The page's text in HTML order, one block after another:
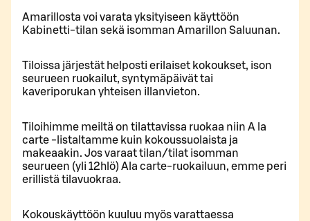
Amarillosta voi varata yksityiseen käyttöön
Kabinetti-tilan sekä isomman Amarillon Saluunan.
Tiloissa järjestät helposti erilaiset kokoukset, ison
seurueen ruokailut, syntymäpäivät tai
kaveriporukan yhteisen illanvieton.
Tiloihimme meiltä on tilattavissa ruokaa niin A la
carte -listaltamme kuin kokoussuolaista ja
makeaakin. Jos varaat tilan/tilat isomman
seurueen (yli 12hlö) Ala carte-ruokailuun, emme peri
erillistä tilavuokraa.
Kokouskäyttöön kuuluu myös varattaessa